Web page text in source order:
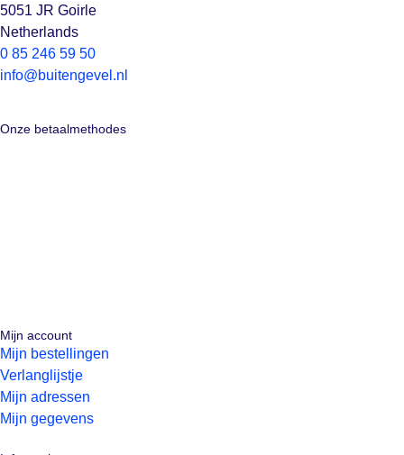
5051 JR Goirle
Netherlands
0 85 246 59 50
info@buitengevel.nl
Onze betaalmethodes
Mijn account
Mijn bestellingen
Verlanglijstje
Mijn adressen
Mijn gegevens